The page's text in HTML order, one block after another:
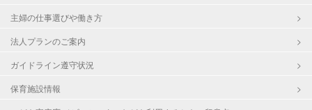
主婦の仕事選びや働き方
法人プランのご案内
ガイドライン遵守状況
保育施設情報